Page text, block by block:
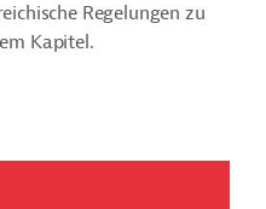
Regelungen zu
Kapitel.